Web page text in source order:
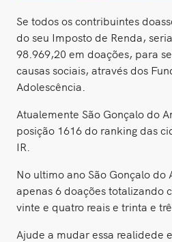
Se todos os contribuintes
do seu Imposto de Renda,
98.969,20 em doações, para
causas sociais, através dos
Adolescência.
Atualemente São Gonçalo do
posição 1616 do ranking das
IR.
No ultimo ano São Gonçalo do
apenas 6 doações totalizando
vinte e quatro reais e trinta e
Ajude a mudar essa realidede